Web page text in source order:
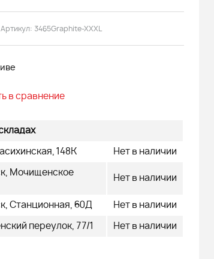
Артикул: 3465Graphite-XXXL
в сравнение
148К Нет в наличии
Мочищенское
Нет в наличии
Станционная, 60Д Нет в наличии
переулок, 77/1 Нет в наличии